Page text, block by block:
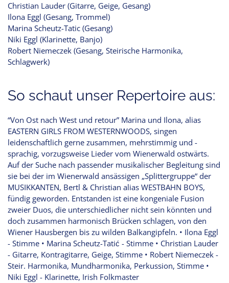
Christian Lauder (Gitarre, Geige, Gesang)
Ilona Eggl (Gesang, Trommel)
Marina Scheutz-Tatic (Gesang)
Niki Eggl (Klarinette, Banjo)
Robert Niemeczek (Gesang, Steirische Harmonika,
Schlagwerk)
So schaut unser Repertoire aus:
“Von Ost nach West und retour” Marina und Ilona, alias
EASTERN GIRLS FROM WESTERNWOODS, singen
leidenschaftlich gerne zusammen, mehrstimmig und -
sprachig, vorzugsweise Lieder vom Wienerwald ostwärts.
Auf der Suche nach passender musikalischer Begleitung sind
sie bei der im Wienerwald ansässigen „Splittergruppe“ der
MUSIKKANTEN, Bertl & Christian alias WESTBAHN BOYS,
fündig geworden. Entstanden ist eine kongeniale Fusion
zweier Duos, die unterschiedlicher nicht sein könnten und
doch zusammen harmonisch Brücken schlagen, von den
Wiener Hausbergen bis zu wilden Balkangipfeln. • Ilona Eggl
- Stimme • Marina Scheutz-Tatić - Stimme • Christian Lauder
- Gitarre, Kontragitarre, Geige, Stimme • Robert Niemeczek -
Steir. Harmonika, Mundharmonika, Perkussion, Stimme •
Niki Eggl - Klarinette, Irish Folkmaster